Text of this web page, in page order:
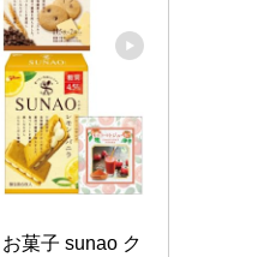
菓子 sunao ク